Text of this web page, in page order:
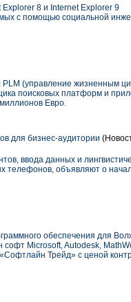
8 и Internet Explorer 9
с помощью социальной
PLM (управление жизненным
поисковых платформ и
Евро.
для бизнес-аудитории
ввода данных и
телефонов, объявляют о
обеспечения для
софт Microsoft, Autodesk,
Трейд» с ценой